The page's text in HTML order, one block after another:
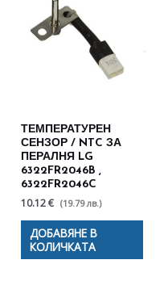
ТЕМПЕРАТУРЕН
СЕНЗОР / NTC ЗА
ПЕРАЛНЯ LG
6322FR2046B ,
6322FR2046C
10.12 € (19.79 лв.)
ДОБАВЯНЕ В
КОЛИЧКАТА